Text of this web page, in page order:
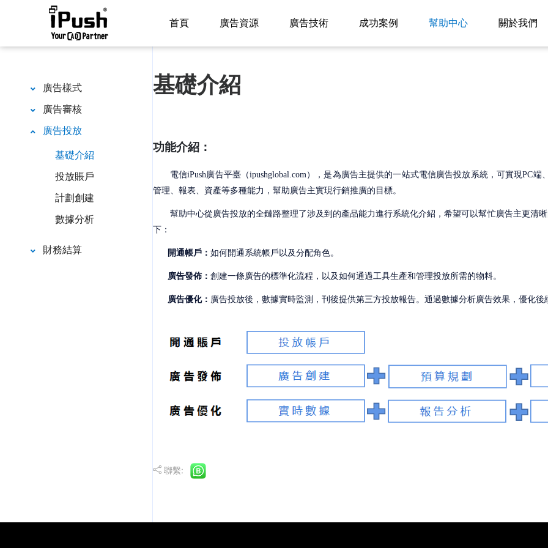
首頁 廣告資源 廣告技術 成功案例 幫助中心 關於我們
廣告樣式
廣告審核
廣告投放
基礎介紹
投放賬戶
計劃創建
數據分析
財務結算
基礎介紹
功能介紹 ：
電信iPush廣告平臺（ipushglobal.com），是為廣告主提供的一站式電信廣告投放系統，可實現PC
管理、報表、資產等多種能力，幫助廣告主實現行銷推廣的目標。
幫助中心從廣告投放的全鏈路整理了涉及到的產品能力進行系統化介紹，希望可以幫忙廣告主更清
下：
開通帳戶： 如何開通系統帳戶以及分配角色。
廣告發佈： 創建一條廣告的標準化流程，以及如何通過工具生產和管理投放所需的物料。
廣告優化： 廣告投放後，數據實時監測，刊後提供第三方投放報告。通過數據分析廣告效果，優化後
聯繫: